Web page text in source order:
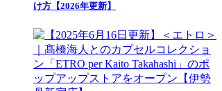
け方【2026年更新】